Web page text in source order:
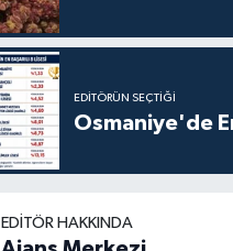
EDITÖRÜN SEÇTIĞI
Osmaniye'de
EDITÖR HAKKINDA